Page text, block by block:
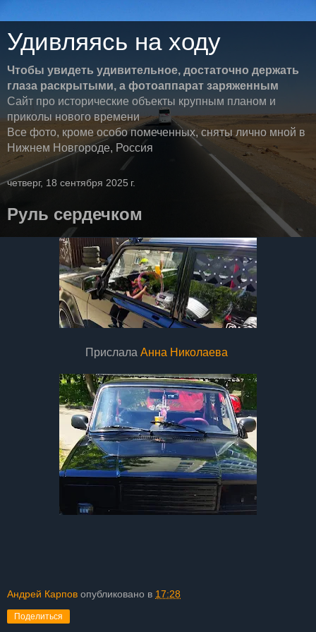
Удивляясь на ходу
Чтобы увидеть удивительное, достаточно держать
глаза раскрытыми, а фотоаппарат заряженным
Сайт про исторические объекты крупным планом и
приколы нового времени
Все фото, кроме особо помеченных, сняты лично мной в
Нижнем Новгороде, Россия
четверг, 18 сентября 2025 г.
Руль сердечком
Прислала Анна Николаева
Андрей Карпов опубликовано в 17:28
Поделиться